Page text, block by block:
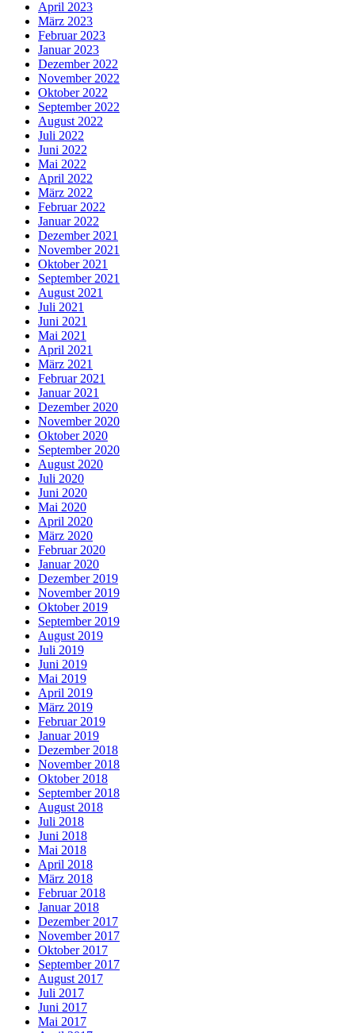
April 2023
März 2023
Februar 2023
Januar 2023
Dezember 2022
November 2022
Oktober 2022
September 2022
August 2022
Juli 2022
Juni 2022
Mai 2022
April 2022
März 2022
Februar 2022
Januar 2022
Dezember 2021
November 2021
Oktober 2021
September 2021
August 2021
Juli 2021
Juni 2021
Mai 2021
April 2021
März 2021
Februar 2021
Januar 2021
Dezember 2020
November 2020
Oktober 2020
September 2020
August 2020
Juli 2020
Juni 2020
Mai 2020
April 2020
März 2020
Februar 2020
Januar 2020
Dezember 2019
November 2019
Oktober 2019
September 2019
August 2019
Juli 2019
Juni 2019
Mai 2019
April 2019
März 2019
Februar 2019
Januar 2019
Dezember 2018
November 2018
Oktober 2018
September 2018
August 2018
Juli 2018
Juni 2018
Mai 2018
April 2018
März 2018
Februar 2018
Januar 2018
Dezember 2017
November 2017
Oktober 2017
September 2017
August 2017
Juli 2017
Juni 2017
Mai 2017